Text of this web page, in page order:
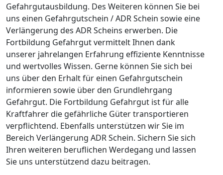
Gefahrgutausbildung. Des Weiteren können Sie bei
uns einen Gefahrgutschein / ADR Schein sowie eine
Verlängerung des ADR Scheins erwerben. Die
Fortbildung Gefahrgut vermittelt Ihnen dank
unserer jahrelangen Erfahrung effiziente Kenntnisse
und wertvolles Wissen. Gerne können Sie sich bei
uns über den Erhalt für einen Gefahrgutschein
informieren sowie über den Grundlehrgang
Gefahrgut. Die Fortbildung Gefahrgut ist für alle
Kraftfahrer die gefährliche Güter transportieren
verpflichtend. Ebenfalls unterstützen wir Sie im
Bereich Verlängerung ADR Schein. Sichern Sie sich
Ihren weiteren beruflichen Werdegang und lassen
Sie uns unterstützend dazu beitragen.